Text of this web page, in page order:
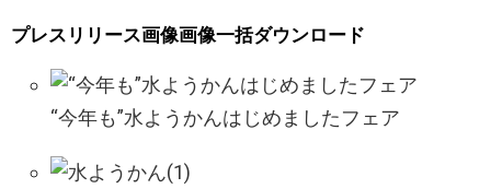
プレスリリース画像画像一括ダウンロード
“今年も”水ようかんはじめましたフェア